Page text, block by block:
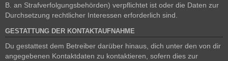
B. an Strafverfolgungsbehörden) verpflichtet ist oder die Daten zur
Durchsetzung rechtlicher Interessen erforderlich sind.
GESTATTUNG DER KONTAKTAUFNAHME
Du gestattest dem Betreiber darüber hinaus, dich unter den von dir
angegebenen Kontaktdaten zu kontaktieren, sofern dies zur